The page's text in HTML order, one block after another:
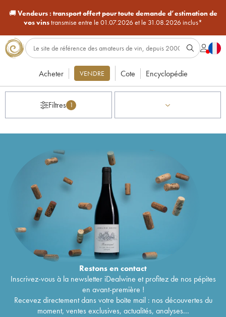
🚚Vendeurs : transport offert pour toute demande d’estimation de
vos vinstransmise entre le 01.07.2026 et le 31.08.2026 inclus*
Acheter VENDRE Cote Encyclopédie
Filtres 1
Restons encontact
Inscrivez-vous à la newsletter iDealwine et profitez de nos pépites
en avant-première !
Recevez directement dans votre boîte mail : nos découvertes du
moment, ventes exclusives, actualités, analyses...